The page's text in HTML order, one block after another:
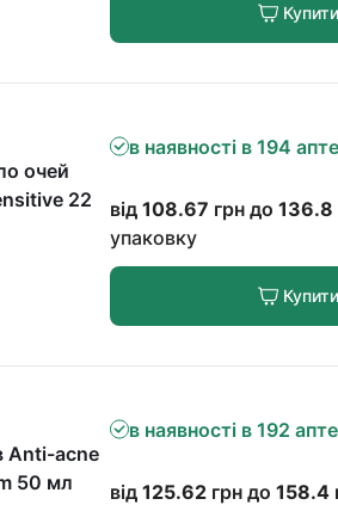
Купити
очей
22
в наявності в 194
від 108.67 грн до 136.8
упаковку
Купити
Anti-acne
50 мл
в наявності в 192
від 125.62грн до 158.4